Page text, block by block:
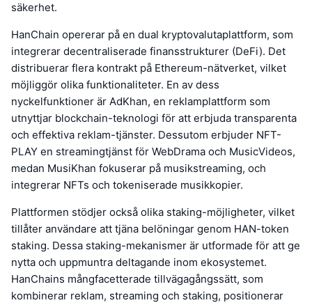
säkerhet.
HanChain opererar på en dual kryptovalutaplattform, som
integrerar decentraliserade finansstrukturer (DeFi). Det
distribuerar flera kontrakt på Ethereum-nätverket, vilket
möjliggör olika funktionaliteter. En av dess
nyckelfunktioner är AdKhan, en reklamplattform som
utnyttjar blockchain-teknologi för att erbjuda transparenta
och effektiva reklam-tjänster. Dessutom erbjuder NFT-
PLAY en streamingtjänst för WebDrama och MusicVideos,
medan MusiKhan fokuserar på musikstreaming, och
integrerar NFTs och tokeniserade musikkopier.
Plattformen stödjer också olika staking-möjligheter, vilket
tillåter användare att tjäna belöningar genom HAN-token
staking. Dessa staking-mekanismer är utformade för att ge
nytta och uppmuntra deltagande inom ekosystemet.
HanChains mångfacetterade tillvägagångssätt, som
kombinerar reklam, streaming och staking, positionerar